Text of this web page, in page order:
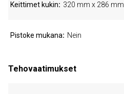
Keittimet kukin 320 mm x 286 mm
Pistoke mukana Nein
Tehovaatimukset